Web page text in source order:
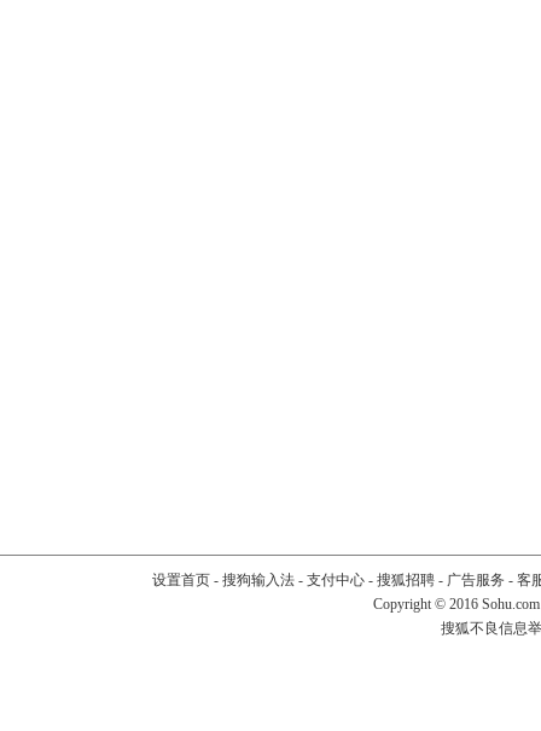
设置首页- 搜狗输入法- 支付中心- 搜狐招聘- 广告服务 - 客
Copyright © 2016
搜狐不良信息